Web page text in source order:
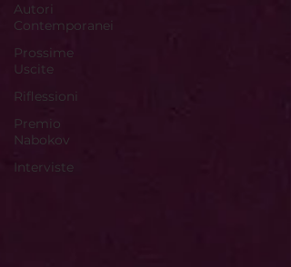
Autori
Contemporanei
Prossime
Uscite
Riflessioni
Premio
Nabokov
Interviste